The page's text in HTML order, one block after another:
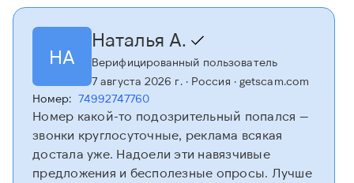
НА
Наталья А.
Верифицированный пользователь
7 августа 2026 г.· Россия · getscam.com
Номер: 74992747760
Номер какой-то подозрительный попался —
звонки круглосуточные, реклама всякая
достала уже. Надоели эти навязчивые
предложения и бесполезные опросы. Лучше